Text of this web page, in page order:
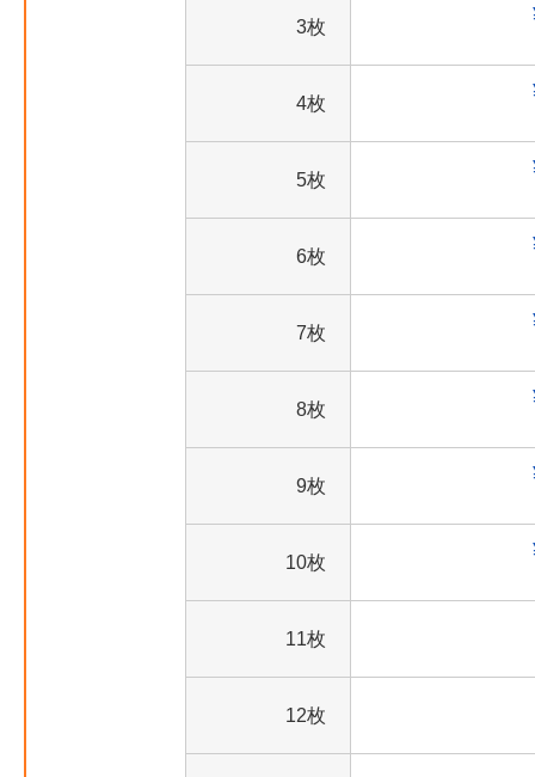
3枚
4枚
5枚
6枚
7枚
8枚
9枚
10枚
11枚
12枚